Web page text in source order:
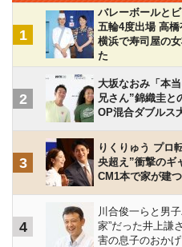
1
バレーボールと
五輪4度出場 高
横浜で寿司屋の
た
2
大坂なおみ「本
兄さん”錦織圭と
OP混合ダブルス
3
りくりゅう プロ
央超え”衝撃のギ
CM1本で家が建つ
4
川合俊一らと男
家”だった井上謙
害の息子のおかげ